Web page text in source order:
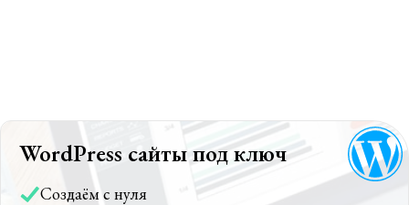
WordPress сайты под ключ
Создаём с нуля